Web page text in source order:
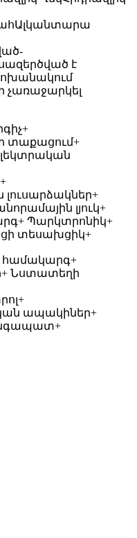
Ալկանտարա
-
է
չառաջարկել
+
տաքացում+
+
լուսարձակներ+
լյուկ+
+ Պարկտրոնիկ+
տեսախցիկ+
համակարգ+
+ Նստատեղի
+
ապակիներ+
+